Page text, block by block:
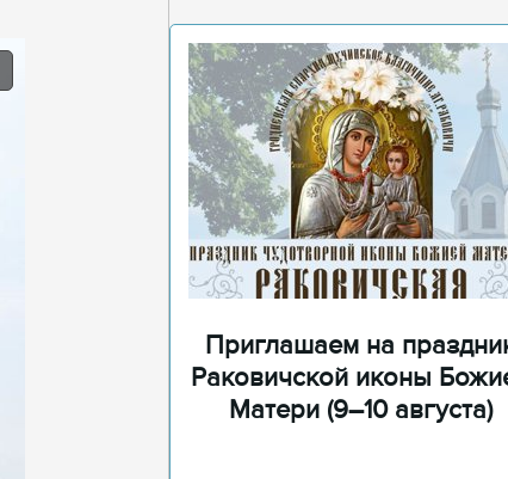
Приглашаем на
Раковичской иконы
Матери (9–10 августа)